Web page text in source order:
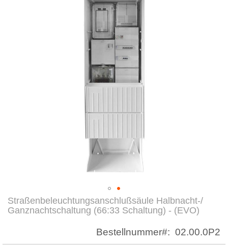
Straßenbeleuchtungsanschlußsäule Halbnacht-/
Ganznachtschaltung (66:33 Schaltung) - (EVO)
Bestellnummer 02.00.0P2
Zum
Anfang
Bildergalerie